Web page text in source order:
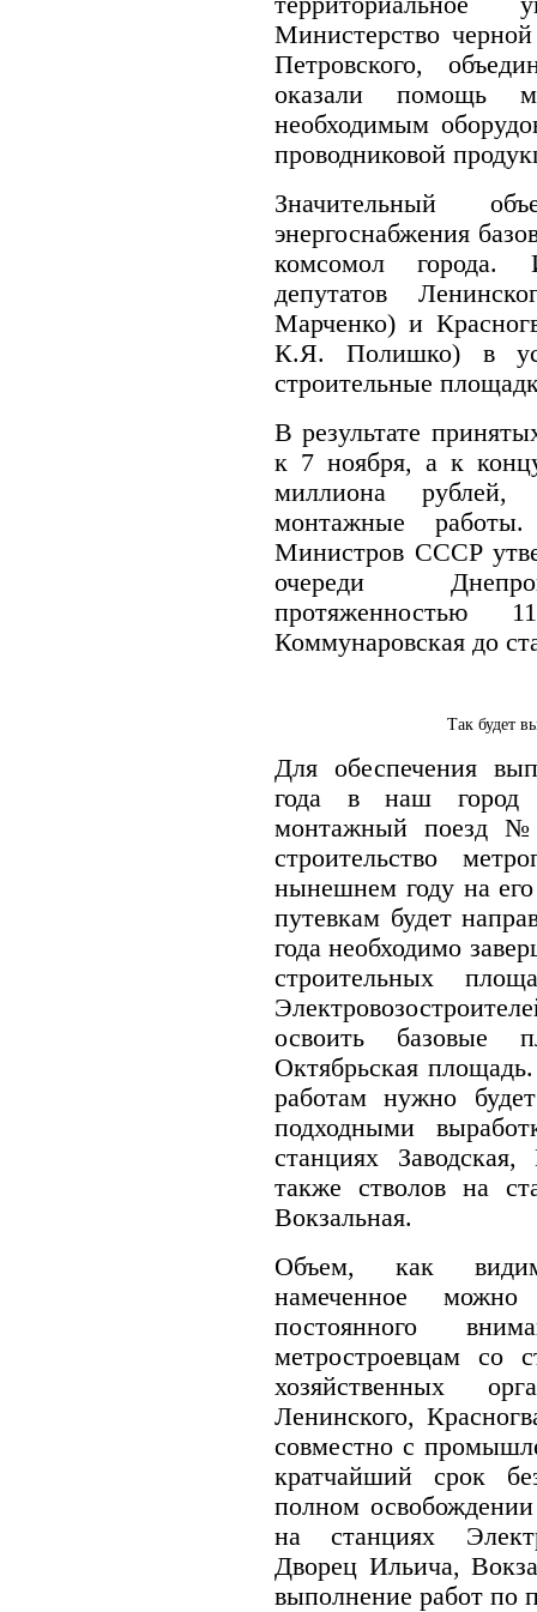
Министерство
Петровского,
оказали помощь
необходимым
проводниковой
Значительный
энергоснабжения
комсомол города.
депутатов
Марченко) и
К.Я. Полишко) в
строительные
В результате
к 7 ноября, а к
миллиона рублей,
монтажные
Министров СССР
очереди
протяженностью
Коммунаровская до
Так будет
Для обеспечения
года в наш город
монтажный поезд №
строительство
нынешнем году на
путевкам будет
года необходимо
строительных
освоить базовые
Октябрьская
работам нужно
подходными
станциях
также стволов на
Вокзальная.
Объем, как
намеченное
постоянного
метростроевцам со
хозяйственных
Ленинского,
совместно с
кратчайший срок
полном
на станциях
Дворец Ильича,
выполнение работ по